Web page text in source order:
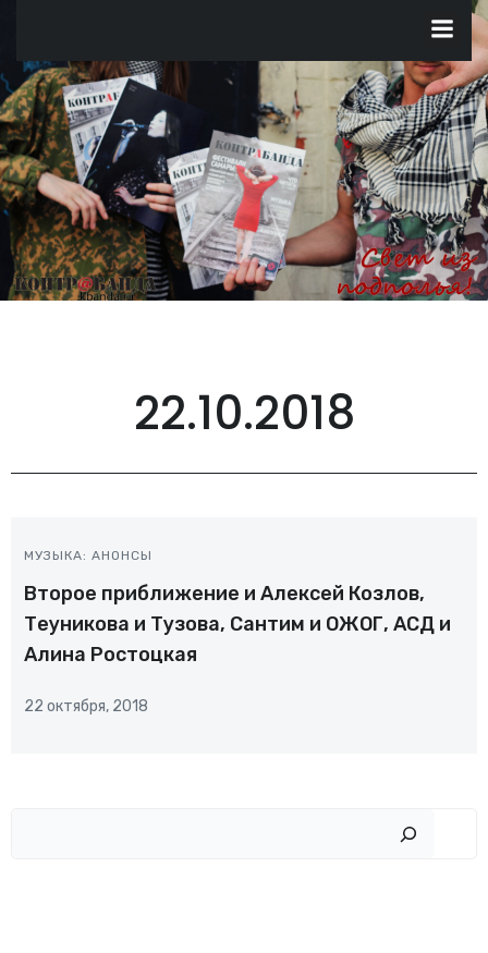
содержимому
22.10.2018
МУЗЫКА: АНОНСЫ
Второе приближение и Алексей Козлов,
Теуникова и Тузова, Сантим и ОЖОГ, АСД и
Алина Ростоцкая
22 октября, 2018